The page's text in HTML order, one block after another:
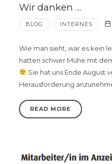
Wir danken …
BLOG INTERNES
Wie man sieht, war es kein
hatten schwer Mühe mit
Sie hat uns Ende August
Herausforderung
READ MORE